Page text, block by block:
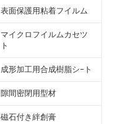
表面保護用粘着フイルム
マイクロフイルムカセツ
ト
成形加工用合成樹脂シ−ト
隙間密閉用型材
磁石付き絆創膏